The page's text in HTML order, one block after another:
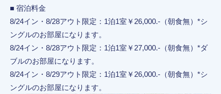
■ 宿泊料金
8/24イン・8/28アウト限定：1泊1室￥26,000.-（朝食無）*シ
ングルのお部屋になります。
8/24イン・8/28アウト限定：1泊1室￥27,000.-（朝食無）*ダ
ブルのお部屋になります。
8/24イン・8/29アウト限定：1泊1室￥26,000.-（朝食無）*シ
ングルのお部屋になります。